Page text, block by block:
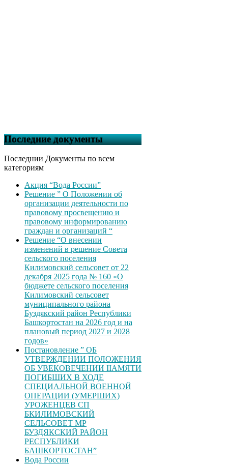
Последние документы
Последнии Документы по всем
категориям
Акция “Вода России”
Решение ” О Положении об
организации деятельности по
правовому просвещению и
правовому информированию
граждан и организаций “
Решение “О внесении
изменений в решение Совета
сельского поселения
Килимовский сельсовет от 22
декабря 2025 года № 160 «О
бюджете сельского поселения
Килимовский сельсовет
муниципального района
Буздякский район Республики
Башкортостан на 2026 год и на
плановый период 2027 и 2028
годов»
Постановление ” ОБ
УТВЕРЖДЕНИИ ПОЛОЖЕНИЯ
ОБ УВЕКОВЕЧЕНИИ ІІАМЯТИ
ПОГИБШИХ В ХОДЕ
СПЕЦИАЛЬНОЙ ВОЕННОЙ
ОПЕРАЦИИ (УМЕРШИХ)
УРОЖЕНЦЕВ CП
БКИЛИМОВСКИЙ
СЕЛЬСОВЕТ МР
БУЗДЯКСКИЙ РАЙОН
РЕСПУБЛИКИ
БАШКОРТОСТАН”
Вода России